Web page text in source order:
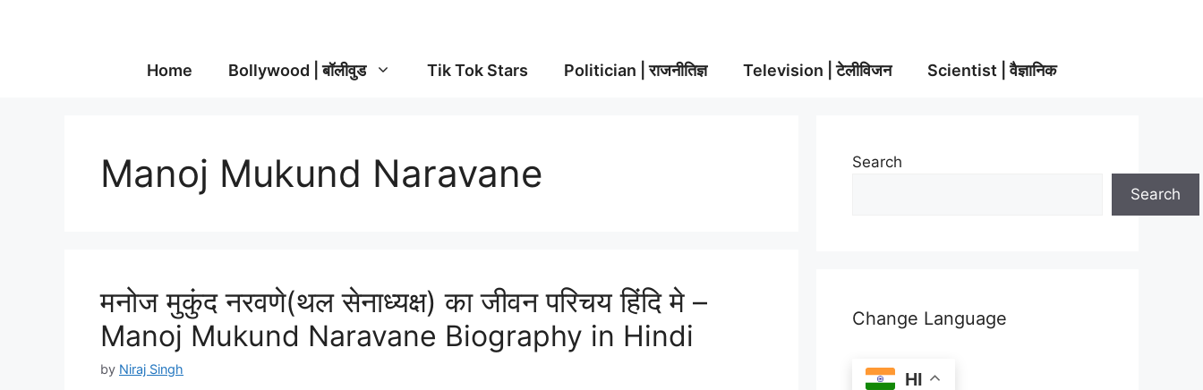
Home Bollywood | बॉलीवुड Tik Tok Stars Politician | राजनीतिज्ञ Television | टेलीविजन Scientist | वैज्ञानिक
Manoj Mukund Naravane
मनोज मुकुंद नरवणे(थल सेनाध्यक्ष) का जीवन परिचय हिंदि मे –
Manoj Mukund Naravane Biography in Hindi
by Niraj Singh
Search
Search
Change Language
HI